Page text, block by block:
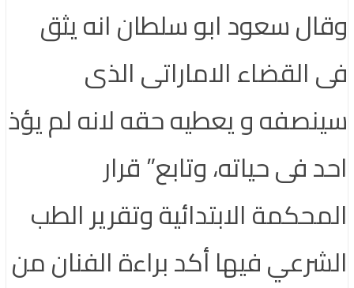
وقال سعود ابو سلطان انه يثق
فى القضاء الاماراتى الذى
سينصفه و يعطيه حقه لانه لم يؤذ
احد فى حياته، وتابع” قرار
المحكمة الابتدائية وتقرير الطب
الشرعي فيها أكد براءة الفنان من